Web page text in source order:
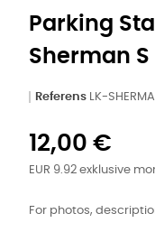
Parking
Sherman S
Referens LK-
12,00 €
EUR 9.92 exklusive
For photos,